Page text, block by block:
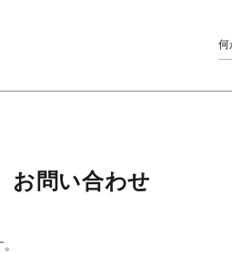
お問い合わせ